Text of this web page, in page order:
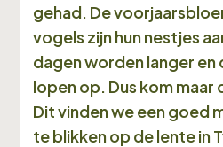
gehad. De
vogels zijn hun nestjes
dagen worden langer
lopen op. Dus kom maar
Dit vinden we een goed
te blikken op de lente in